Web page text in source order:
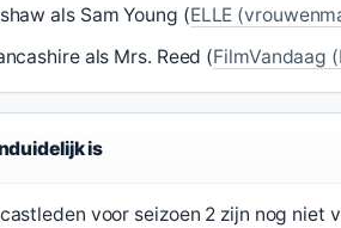
als Sam Young (ELLE
als Mrs. Reed (FilmVandaag
is
voor seizoen 2 zijn nog